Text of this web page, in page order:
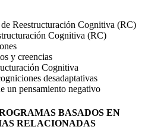
Reestructuración Cognitiva (RC)
Cognitiva (RC)
y creencias
Cognitiva
desadaptativas
un pensamiento negativo
BASADOS EN
RELACIONADAS